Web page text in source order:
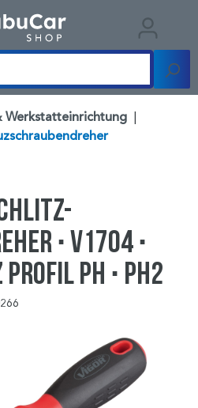
Werkstatteinrichtung |
∙ V1704 ∙
PH ∙ PH2